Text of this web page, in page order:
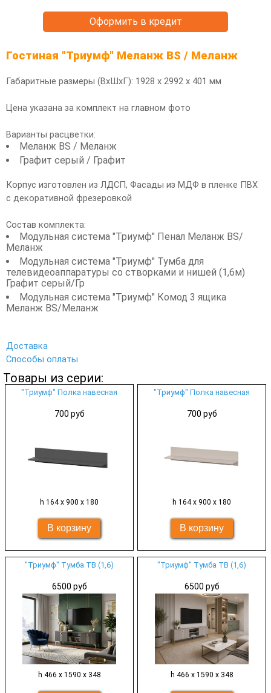
Оформить в кредит
Гостиная "Триумф" Меланж BS / Меланж
Габаритные размеры (ВхШхГ): 1928 х 2992 х 401 мм
Цена указана за комплект на главном фото
Варианты расцветки:
Меланж BS / Меланж
Графит серый / Графит
Корпус изготовлен из ЛДСП, Фасады из МДФ в пленке ПВХ
с декоративной фрезеровкой
Состав комплекта:
Модульная система "Триумф" Пенал Меланж BS/
Меланж
Модульная система "Триумф" Тумба для
телевидеоаппаратуры со створками и нишей (1,6м)
Графит серый/Гр
Модульная система "Триумф" Комод 3 ящика
Меланж BS/Меланж
Доставка
Способы оплаты
Товары из серии:
"Триумф" Полка навесная
700 руб
h 164 х 900 х 180
"Триумф" Полка навесная
700 руб
h 164 х 900 х 180
"Триумф" Тумба ТВ (1,6)
6500 руб
h 466 х 1590 х 348
"Триумф" Тумба ТВ (1,6)
6500 руб
h 466 х 1590 х 348